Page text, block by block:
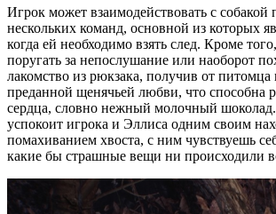
Игрок может взаимодействовать с
нескольких команд, основной из которых
когда ей необходимо взять след. Кроме
поругать за непослушание или наоборот
лакомство из рюкзака, получив от
преданной щенячьей любви, что способна
сердца, словно нежный молочный
успокоит игрока и Эллиса одним своим
помахиванием хвоста, с ним чувствуешь
какие бы страшные вещи ни происходили